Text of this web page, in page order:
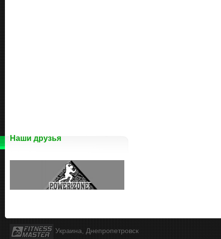
Наши друзья
Украина, Днепропетровск